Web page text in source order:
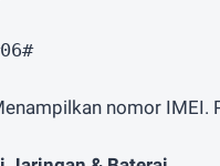
nomor IMEI.